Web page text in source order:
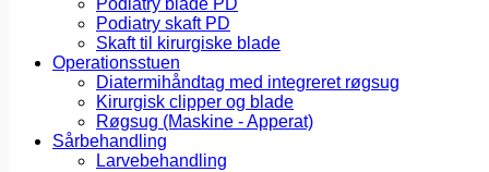
Podiatry blade PD
Podiatry skaft PD
Skaft til kirurgiske blade
Operationsstuen
Diatermihåndtag med integreret røgsug
Kirurgisk clipper og blade
Røgsug (Maskine - Apperat)
Sårbehandling
Larvebehandling